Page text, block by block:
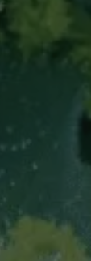
De
om de
van